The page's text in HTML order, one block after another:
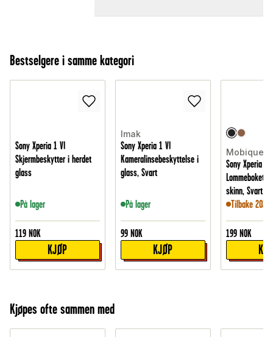
Bestselgere i samme kategori
Sony Xperia 1 VI
Skjermbeskytter i herdet
glass
På lager
119 NOK
KJØP
Imak
Sony Xperia 1 VI
Kameralinsebeskyttelse i
glass, Svart
På lager
99 NOK
KJØP
Mobique
Sony Xperia 1
skinn, Svart
Tilbake
199 NOK
Kjøpes ofte sammen med